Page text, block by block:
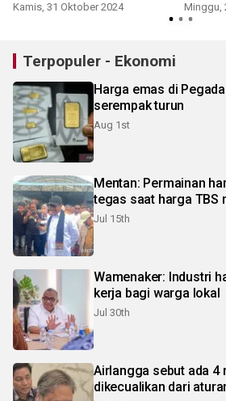
Kamis, 31 Oktober 2024 Minggu,
Terpopuler - Ekonomi
Harga emas di
serempak turun
Aug 1st
Mentan: Permainan
tegas saat harga TBS
Jul 15th
Wamenaker: Industri
kerja bagi warga lokal
Jul 30th
Airlangga sebut ada 4
dikecualikan dari